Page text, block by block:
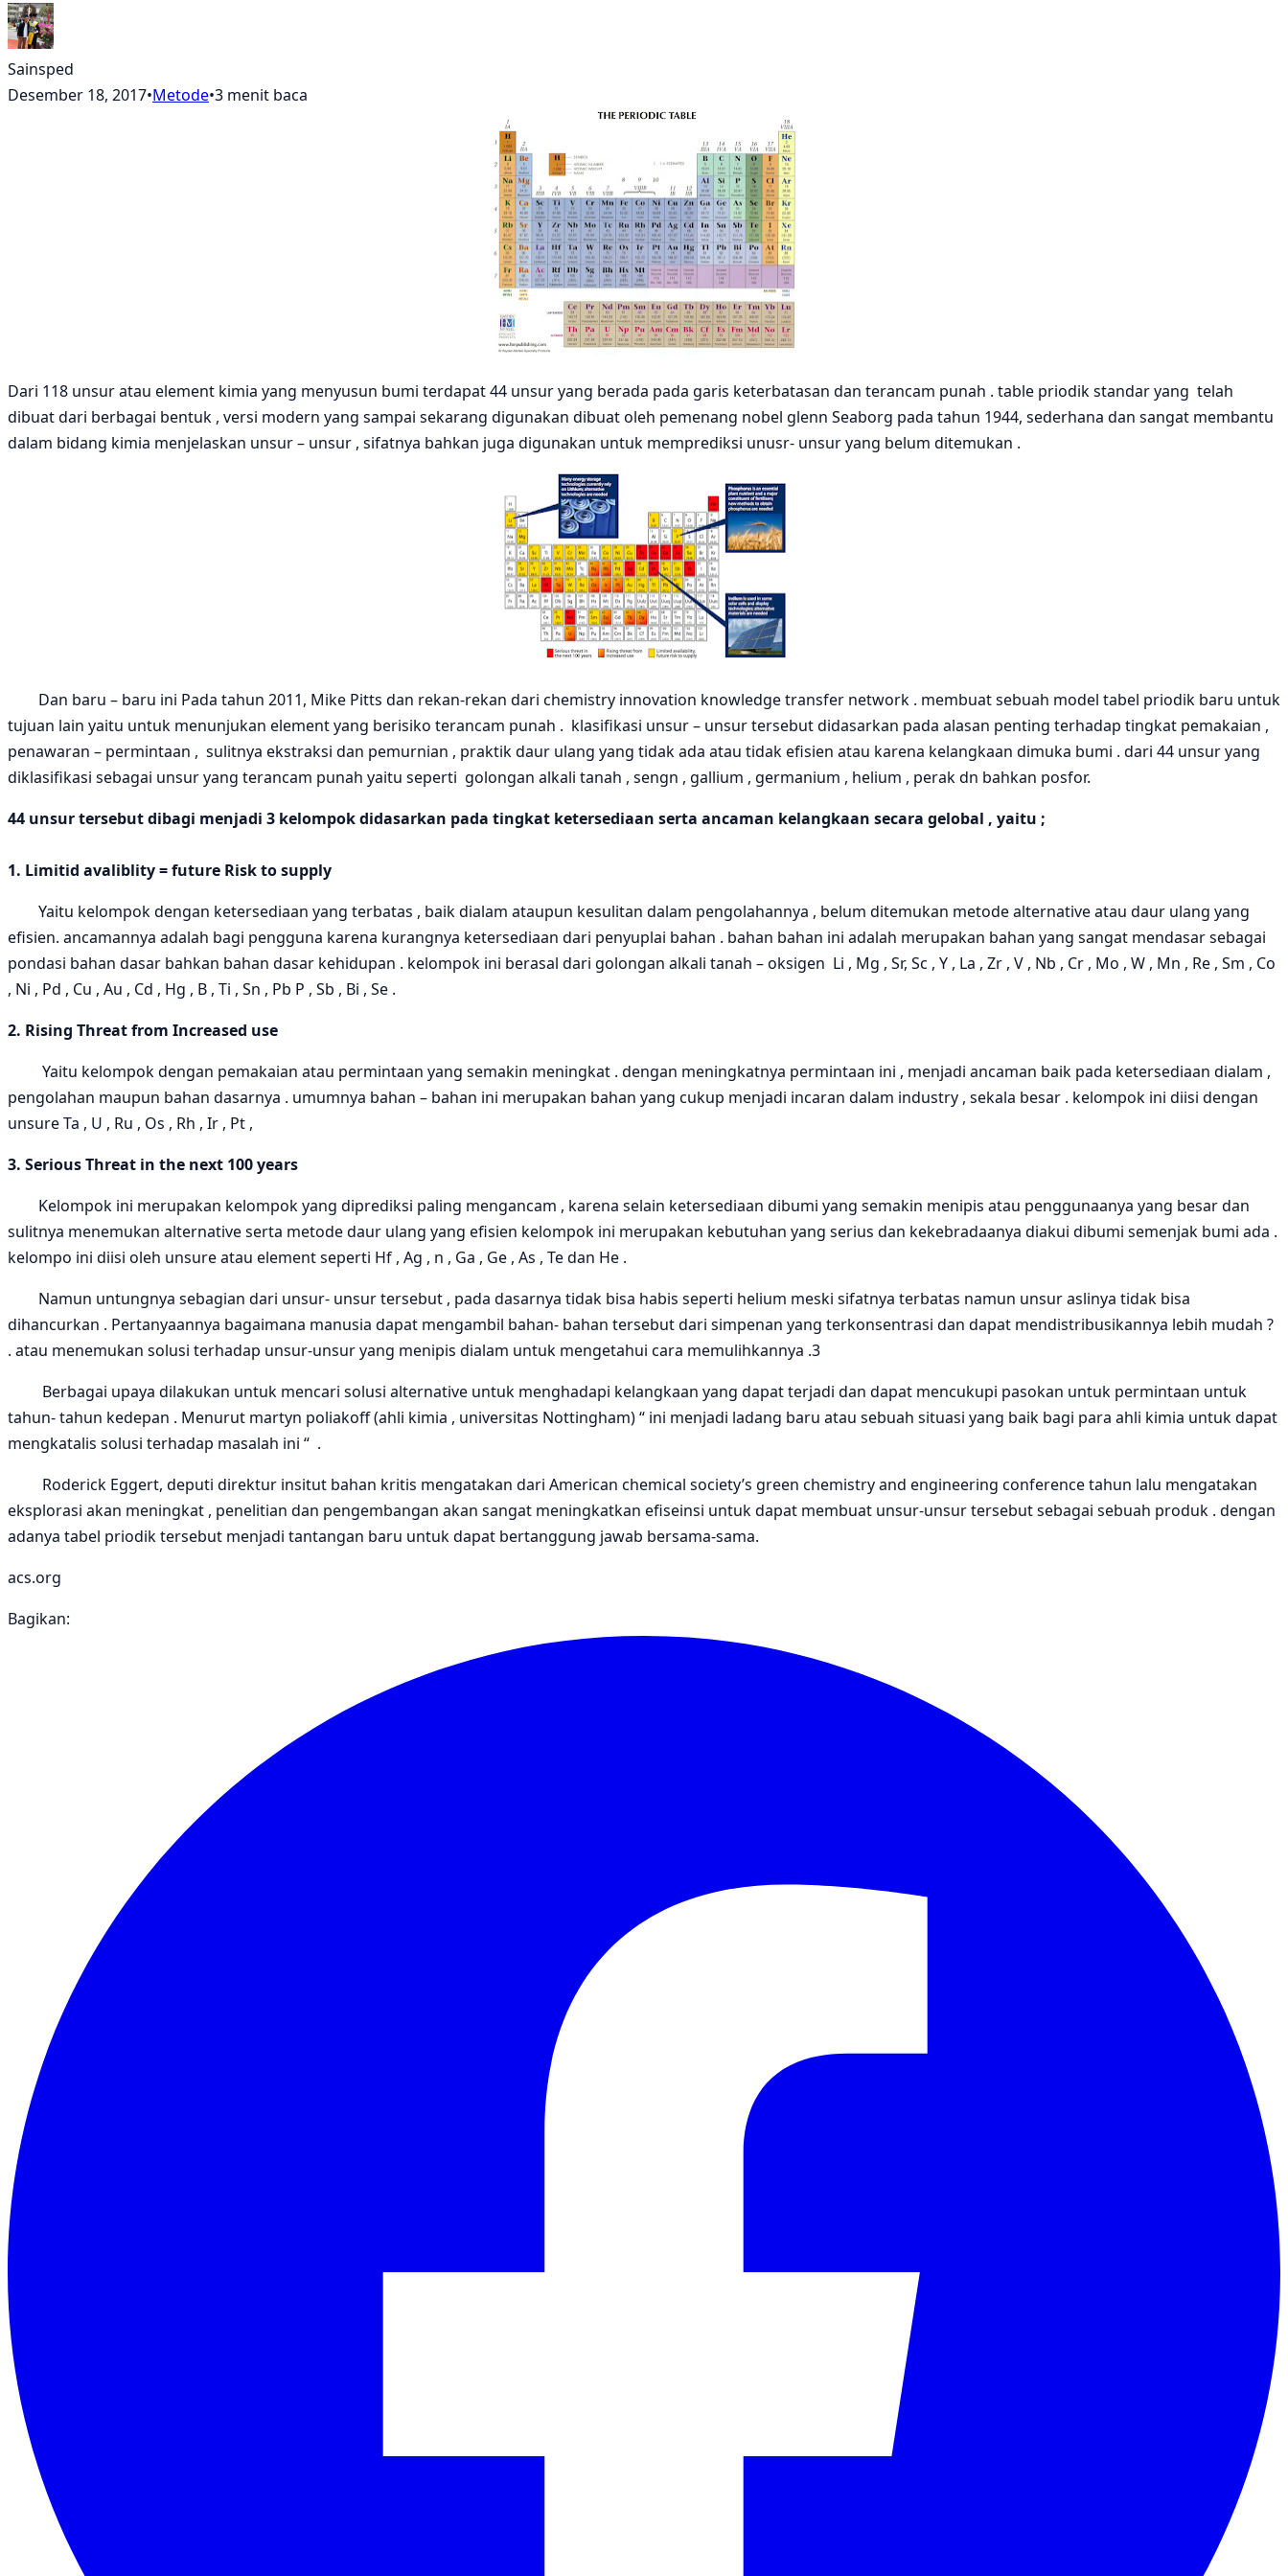
Sainsped
Desember 18, 2017•Metode•3 menit baca
Dari 118 unsur atau element kimia yang menyusun bumi terdapat 44 unsur yang berada pada garis keterbatasan dan terancam punah . table priodik standar yang telah
dibuat dari berbagai bentuk , versi modern yang sampai sekarang digunakan dibuat oleh pemenang nobel glenn Seaborg pada tahun 1944, sederhana dan sangat membantu
dalam bidang kimia menjelaskan unsur – unsur , sifatnya bahkan juga digunakan untuk memprediksi unusr- unsur yang belum ditemukan .
Dan baru – baru ini Pada tahun 2011, Mike Pitts dan rekan-rekan dari chemistry innovation knowledge transfer network . membuat sebuah model tabel priodik baru untuk
tujuan lain yaitu untuk menunjukan element yang berisiko terancam punah . klasifikasi unsur – unsur tersebut didasarkan pada alasan penting terhadap tingkat pemakaian ,
penawaran – permintaan , sulitnya ekstraksi dan pemurnian , praktik daur ulang yang tidak ada atau tidak efisien atau karena kelangkaan dimuka bumi . dari 44 unsur yang
diklasifikasi sebagai unsur yang terancam punah yaitu seperti golongan alkali tanah , sengn , gallium , germanium , helium , perak dn bahkan posfor.
44 unsur tersebut dibagi menjadi 3 kelompok didasarkan pada tingkat ketersediaan serta ancaman kelangkaan secara gelobal , yaitu ;
1. Limitid avaliblity = future Risk to supply
Yaitu kelompok dengan ketersediaan yang terbatas , baik dialam ataupun kesulitan dalam pengolahannya , belum ditemukan metode alternative atau daur ulang yang
efisien. ancamannya adalah bagi pengguna karena kurangnya ketersediaan dari penyuplai bahan . bahan bahan ini adalah merupakan bahan yang sangat mendasar sebagai
pondasi bahan dasar bahkan bahan dasar kehidupan . kelompok ini berasal dari golongan alkali tanah – oksigen Li , Mg , Sr, Sc , Y , La , Zr , V , Nb , Cr , Mo , W , Mn , Re , Sm , Co
, Ni , Pd , Cu , Au , Cd , Hg , B , Ti , Sn , Pb P , Sb , Bi , Se .
2. Rising Threat from Increased use
Yaitu kelompok dengan pemakaian atau permintaan yang semakin meningkat . dengan meningkatnya permintaan ini , menjadi ancaman baik pada ketersediaan dialam ,
pengolahan maupun bahan dasarnya . umumnya bahan – bahan ini merupakan bahan yang cukup menjadi incaran dalam industry , sekala besar . kelompok ini diisi dengan
unsure Ta , U , Ru , Os , Rh , Ir , Pt ,
3. Serious Threat in the next 100 years
Kelompok ini merupakan kelompok yang diprediksi paling mengancam , karena selain ketersediaan dibumi yang semakin menipis atau penggunaanya yang besar dan
sulitnya menemukan alternative serta metode daur ulang yang efisien kelompok ini merupakan kebutuhan yang serius dan kekebradaanya diakui dibumi semenjak bumi ada .
kelompo ini diisi oleh unsure atau element seperti Hf , Ag , n , Ga , Ge , As , Te dan He .
Namun untungnya sebagian dari unsur- unsur tersebut , pada dasarnya tidak bisa habis seperti helium meski sifatnya terbatas namun unsur aslinya tidak bisa
dihancurkan . Pertanyaannya bagaimana manusia dapat mengambil bahan- bahan tersebut dari simpenan yang terkonsentrasi dan dapat mendistribusikannya lebih mudah ?
. atau menemukan solusi terhadap unsur-unsur yang menipis dialam untuk mengetahui cara memulihkannya .3
Berbagai upaya dilakukan untuk mencari solusi alternative untuk menghadapi kelangkaan yang dapat terjadi dan dapat mencukupi pasokan untuk permintaan untuk
tahun- tahun kedepan . Menurut martyn poliakoff (ahli kimia , universitas Nottingham) “ ini menjadi ladang baru atau sebuah situasi yang baik bagi para ahli kimia untuk dapat
mengkatalis solusi terhadap masalah ini “ .
Roderick Eggert, deputi direktur insitut bahan kritis mengatakan dari American chemical society’s green chemistry and engineering conference tahun lalu mengatakan
eksplorasi akan meningkat , penelitian dan pengembangan akan sangat meningkatkan efiseinsi untuk dapat membuat unsur-unsur tersebut sebagai sebuah produk . dengan
adanya tabel priodik tersebut menjadi tantangan baru untuk dapat bertanggung jawab bersama-sama.
acs.org
Bagikan: